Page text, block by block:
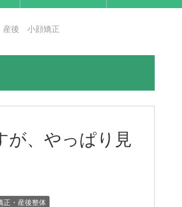
産後 小顔矯正
が、やっぱり見
正・産後整体